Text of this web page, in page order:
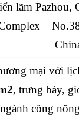
lãm Pazhou,
–
mại với
, trưng bày,
công